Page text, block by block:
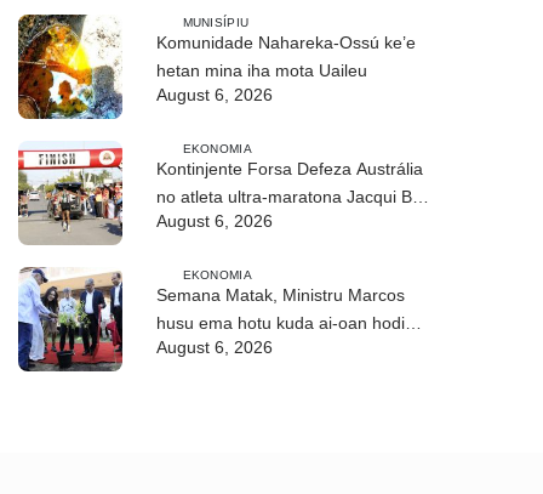
MUNISÍPIU
Komunidade Nahareka-Ossú ke’e
hetan mina iha mota Uaileu
August 6, 2026
EKONOMIA
Kontinjente Forsa Defeza Austrália
no atleta ultra-maratona Jacqui Bell
partisipa DIM 2026
August 6, 2026
EKONOMIA
Semana Matak, Ministru Marcos
husu ema hotu kuda ai-oan hodi
proteje biodiversidade
August 6, 2026